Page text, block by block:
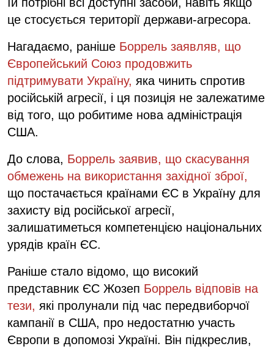
це стосується території держави-агресора.
Нагадаємо, раніше Боррель заявляв, що
Європейський Союз продовжить
підтримувати Україну, яка чинить спротив
російській агресії, і ця позиція не залежатиме
від того, що робитиме нова адміністрація
США.
До слова, Боррель заявив, що скасування
обмежень на використання західної зброї,
що постачається країнами ЄС в Україну для
захисту від російської агресії,
залишатиметься компетенцією національних
урядів країн ЄС.
Раніше стало відомо, що високий
представник ЄС Жозеп Боррель відповів на
тези, які пролунали під час передвиборчої
кампанії в США, про недостатню участь
Європи в допомозі Україні. Він підкреслив,